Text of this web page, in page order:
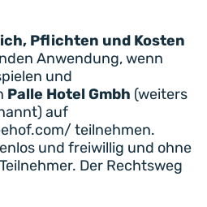
Pflichten und Kosten
Anwendung, wenn
und
Palle Hotel Gmbh (weiters
auf
teilnehmen.
und freiwillig und ohne
Der Rechtsweg